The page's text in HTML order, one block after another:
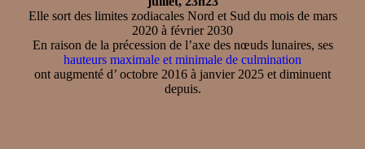
Elle sort des limites zodiacales Nord et Sud du mois de mars
2020 à février 2030
En raison de la précession de l’axe des nœuds lunaires, ses
hauteurs maximale et minimale de culmination
ont augmenté d’ octobre 2016 à janvier 2025 et diminuent
depuis.